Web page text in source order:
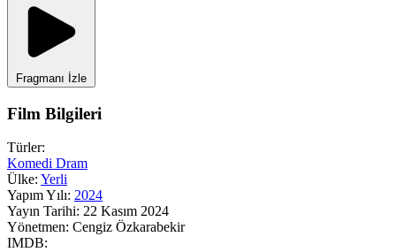
Fragmanı İzle
Film Bilgileri
Türler:
Komedi Dram
Ülke: Yerli
Yapım Yılı: 2024
Yayın Tarihi: 22 Kasım 2024
Yönetmen: Cengiz Özkarabekir
IMDB: